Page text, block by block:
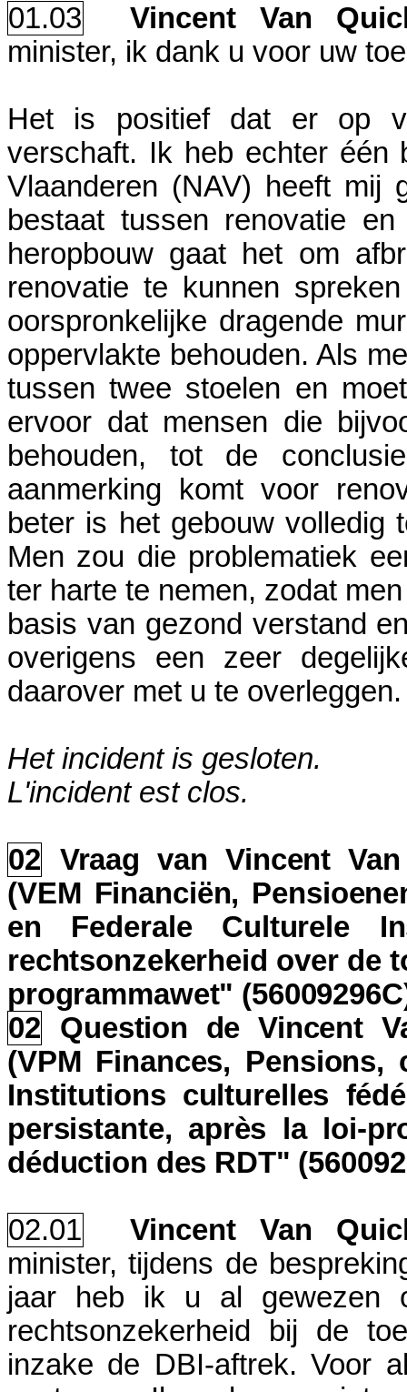
01.03
Vincent Van
minister, ik dank u voor uw
Het is positief dat er op
verschaft. Ik heb echter één
Vlaanderen (NAV) heeft mij
bestaat tussen renovatie
heropbouw gaat het om
renovatie te kunnen
oorspronkelijke dragende
oppervlakte behouden. Als
tussen twee stoelen en
ervoor dat mensen die
behouden, tot de
aanmerking komt voor
beter is het gebouw volledig
Men zou die problematiek
ter harte te nemen, zodat
basis van gezond verstand
overigens een zeer
daarover met u te overleggen.
Het incident is gesloten.
L'incident est clos.
02 Vraag van Vincent
(VEM Financiën,
en Federale Culturele
rechtsonzekerheid over de
programmawet"
02 Question de Vincent
(VPM Finances,
Institutions culturelles
persistante, après la loi-
déduction des RDT"
02.01
Vincent Van
minister, tijdens de
jaar heb ik u al gewezen
rechtsonzekerheid bij de
inzake de DBI-aftrek. Voor